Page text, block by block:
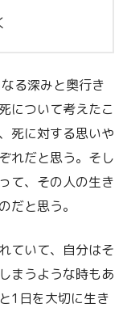
る深みと奥行き
について考えたこ
死に対する思いや
れだと思う。そし
て、その人の生き
だと思う。
ていて、自分はそ
まうような時もあ
1日を大切に生き